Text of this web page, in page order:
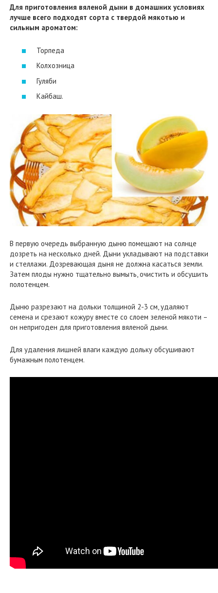
Для приготовления вяленой дыни в домашних условиях
лучше всего подходят сорта с твердой мякотью и
сильным ароматом:
Торпеда
Колхозница
Гуляби
Кайбаш.
В первую очередь выбранную дыню помещают на солнце
дозреть на несколько дней. Дыни укладывают на подставки
и стеллажи. Дозревающая дыня не должна касаться земли.
Затем плоды нужно тщательно вымыть, очистить и обсушить
полотенцем.
Дыню разрезают на дольки толщиной 2-3 см, удаляют
семена и срезают кожуру вместе со слоем зеленой мякоти –
он непригоден для приготовления вяленой дыни.
Для удаления лишней влаги каждую дольку обсушивают
бумажным полотенцем.